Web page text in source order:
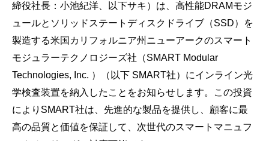
締役社長：小池紀洋、以下サキ）は、高性能DRAMモジ
ュールとソリッドステートディスクドライブ（SSD）を
製造する米国カリフォルニア州ニューアークのスマート
モジュラーテクノロジーズ社（SMART Modular
Technologies, Inc. ）（以下 SMART社）にインライン光
学検査装置を納入したことをお知らせします。この投資
によりSMART社は、先進的な製品を提供し、顧客に最
高の品質と価値を保証して、次世代のスマートマニュフ